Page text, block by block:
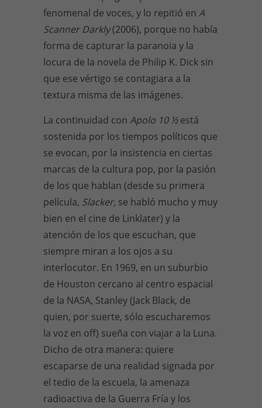
fenomenal de voces, y lo repitió en A
Scanner Darkly(2006), porque no había
forma de capturar la paranoia y la
locura de la novela de Philip K. Dick sin
que ese vértigo se contagiara a la
textura misma de las imágenes.
La continuidad con Apolo 10 ½está
sostenida por los tiempos políticos que
se evocan, por la insistencia en ciertas
marcas de la cultura pop, por la pasión
de los que hablan (desde su primera
película, Slacker, se habló mucho y muy
bien en el cine de Linklater) y la
atención de los que escuchan, que
siempre miran a los ojos a su
interlocutor. En 1969, en un suburbio
de Houston cercano al centro espacial
de la NASA, Stanley (Jack Black, de
quien, por suerte, sólo escucharemos
la voz en off) sueña con viajar a la Luna.
Dicho de otra manera: quiere
escaparse de una realidad signada por
el tedio de la escuela, la amenaza
radioactiva de la Guerra Fría y los